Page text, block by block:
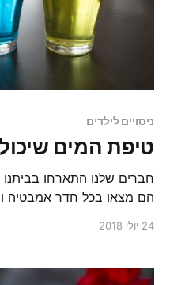
ניסויים לילדים
טיפת המים
חברים שלנו התארחו
הם מצאו בכל חדר אמבטיה
נעים לשאול מה ולמה אבל
24 יולי 2018